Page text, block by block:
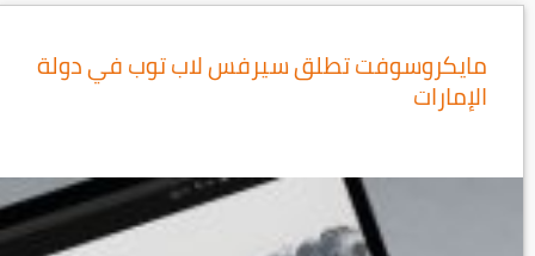
مايكروسوفت تطلق سيرفس لاب توب في دولة
الإمارات